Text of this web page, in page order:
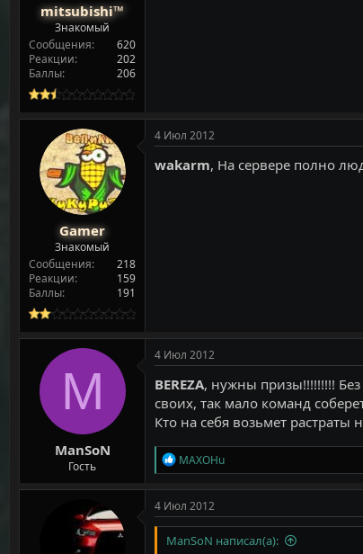
mitsubishi™
Знакомый
Сообщения
620
Реакции
202
Баллы
206
Gamer
Знакомый
Сообщения
218
Реакции
159
Баллы
191
4 Июл 2012
wakarm, На сервере полно
M
ManSoN
Гость
4 Июл 2012
BEREZA, нужны призы!!!!!!!!!
своих, так мало команд
Кто на себя возьмет растраты
Р
е
а
к
ц
и
и
MAXOHu
4 Июл 2012
ManSoN написал(а):